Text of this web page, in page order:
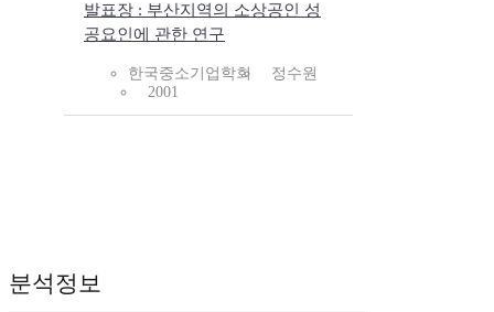
발표장 : 부산지역의 소상공인 성
공요인에 관한 연구
한국중소기업학회
정수원
2001
분석정보